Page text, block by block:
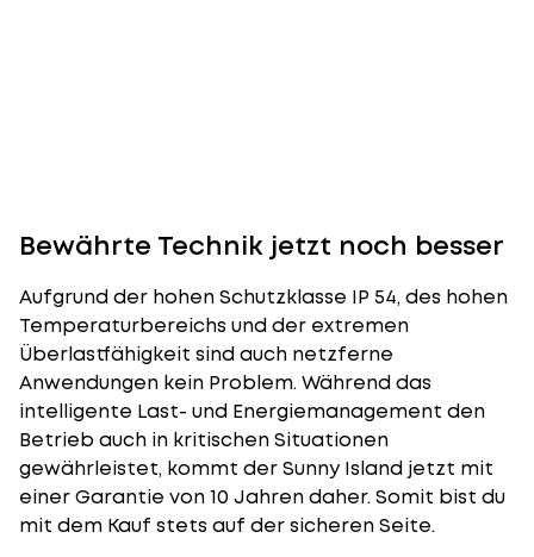
Bewährte Technik jetzt noch besser
Aufgrund der hohen Schutzklasse IP 54, des hohen
Temperaturbereichs und der extremen
Überlastfähigkeit sind auch netzferne
Anwendungen kein Problem. Während das
intelligente Last- und Energiemanagement den
Betrieb auch in kritischen Situationen
gewährleistet, kommt der Sunny Island jetzt mit
einer Garantie von 10 Jahren daher. Somit bist du
mit dem Kauf stets auf der sicheren Seite.